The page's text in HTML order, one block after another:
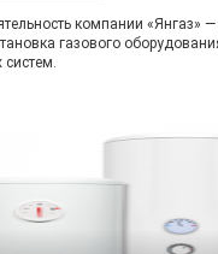
компании «Янгаз» —
газового
систем.